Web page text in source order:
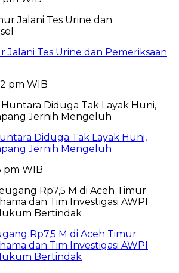
Jalani Tes Urine dan Pemeriksaan
pm WIB
Diduga Tak Layak Huni,
Jernih Mengeluh
pm WIB
Rp7,5 M di Aceh Timur
dan Tim Investigasi AWPI
Bertindak